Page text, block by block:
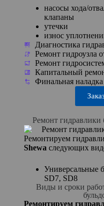
насосы хода/
клапаны
утечки
износ
Диагностика
Ремонт гидроузла
Ремонт
Капитальный
Финальная
Ремонт гидравлики
Ремонтируем
Shewa следующих
Универсальные
SD7, SD8
Виды и сроки
Ремонтируем